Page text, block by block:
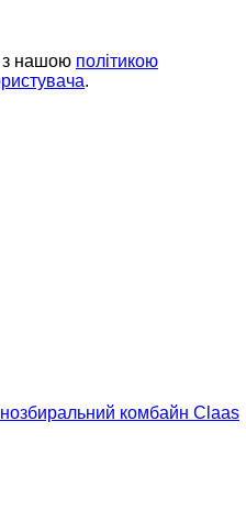
з нашою політикою
.
комбайн Claas